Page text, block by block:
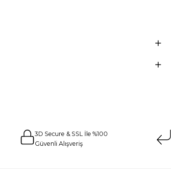
3D Secure & SSL İle %100
Güvenli Alışveriş